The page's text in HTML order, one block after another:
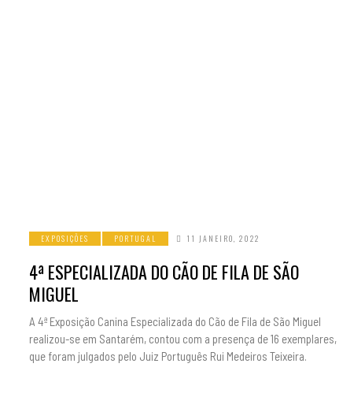
EXPOSIÇÕES PORTUGAL 11 JANEIRO, 2022
4ª ESPECIALIZADA DO CÃO DE FILA DE SÃO
MIGUEL
A 4ª Exposição Canina Especializada do Cão de Fila de São Miguel
realizou-se em Santarém, contou com a presença de 16 exemplares,
que foram julgados pelo Juiz Português Rui Medeiros Teixeira.